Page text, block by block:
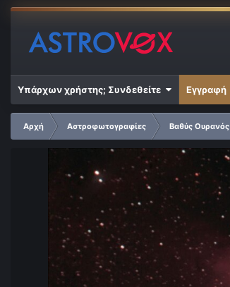
Υπάρχων χρήστης; Συνδεθείτε Εγγραφή
Αρχή Αστροφωτογραφίες Βαθύς Ουρανός